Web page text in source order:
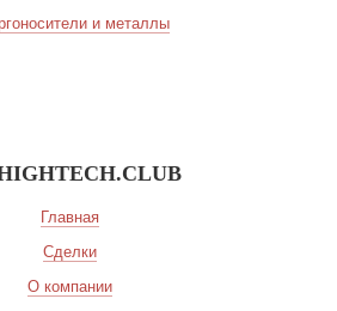
Главная
Сделки
О компании
и металлы